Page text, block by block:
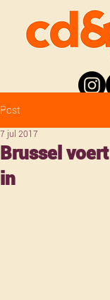
Post
Brussel
in
7 jul 2017